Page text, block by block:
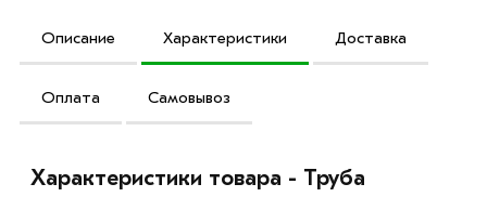
Описание Характеристики Доставка
Оплата Самовывоз
Характеристики товара - Труба